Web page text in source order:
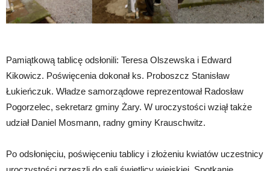
Pamiątkową tablicę odsłonili: Teresa Olszewska i Edward
Kikowicz. Poświęcenia dokonał ks. Proboszcz Stanisław
Łukieńczuk. Władze samorządowe reprezentował Radosław
Pogorzelec, sekretarz gminy Żary. W uroczystości wziął także
udział Daniel Mosmann, radny gminy Krauschwitz.
Po odsłonięciu, poświęceniu tablicy i złożeniu kwiatów uczestnicy